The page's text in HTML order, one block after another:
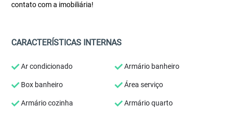
contato com a imobiliária!
CARACTERÍSTICAS INTERNAS
Ar condicionado Armário banheiro
Box banheiro Área serviço
Armário cozinha Armário quarto